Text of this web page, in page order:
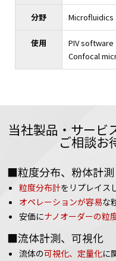
分野 Microfluidics
使用
PIV
Confocal
当社製品・サービ
ご相談お
■粒度分布、粉体計測
粒度分布計をリプレイス
オペレーションが容易な
安価にナノオーダーの粒
■流体計測、可視化
流体の可視化、定量化に